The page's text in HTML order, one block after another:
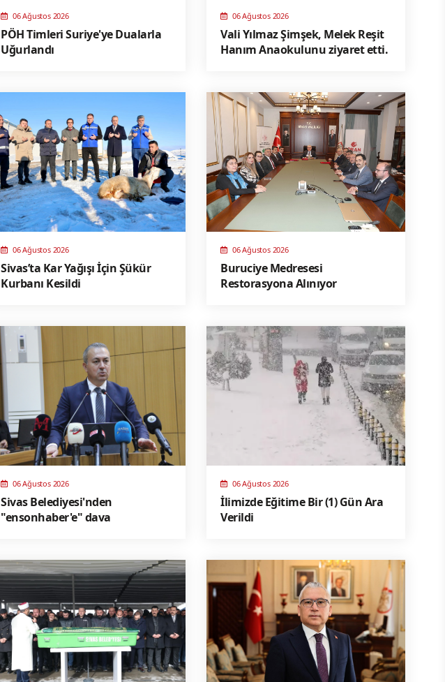
06 Ağustos 2026
PÖH Timleri Suriye'ye Dualarla
Uğurlandı
06 Ağustos 2026
Vali Yılmaz Şimşek, Melek Reşit
Hanım Anaokulunu ziyaret etti.
06 Ağustos 2026
Sivas’ta Kar Yağışı İçin Şükür
Kurbanı Kesildi
06 Ağustos 2026
Buruciye Medresesi
Restorasyona Alınıyor
06 Ağustos 2026
Sivas Belediyesi'nden
"ensonhaber'e" dava
06 Ağustos 2026
İlimizde Eğitime Bir (1) Gün Ara
Verildi